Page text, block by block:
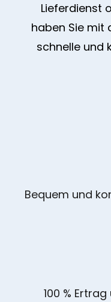
Lieferdienst
haben Sie mit
schnelle und
Bequem und
100 %